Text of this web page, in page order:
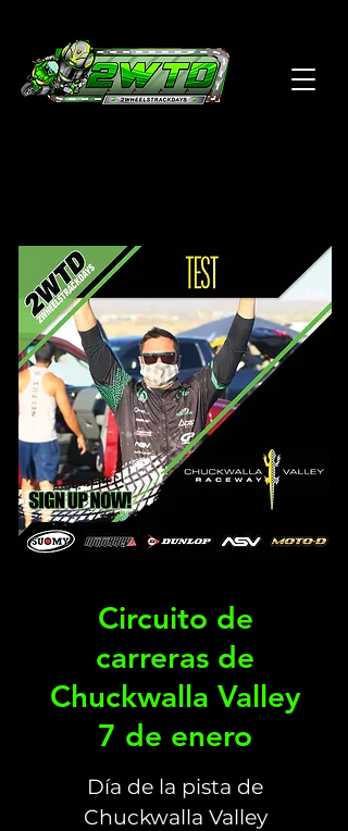
Circuito de
carreras de
Chuckwalla Valley
7 de enero
Día de la pista de
Chuckwalla Valley